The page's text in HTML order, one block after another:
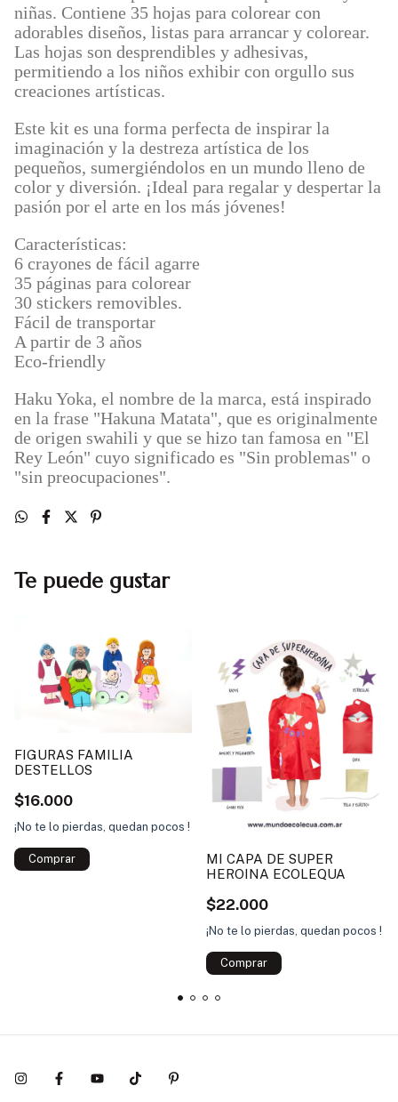
niñas. Contiene 35 hojas para colorear con
adorables diseños, listas para arrancar y colorear.
Las hojas son desprendibles y adhesivas,
permitiendo a los niños exhibir con orgullo sus
creaciones artísticas.
Este kit es una forma perfecta de inspirar la
imaginación y la destreza artística de los
pequeños, sumergiéndolos en un mundo lleno de
color y diversión. ¡Ideal para regalar y despertar la
pasión por el arte en los más jóvenes!
Características:
6 crayones de fácil agarre
35 páginas para colorear
30 stickers removibles.
Fácil de transportar
A partir de 3 años
Eco-friendly
Haku Yoka, el nombre de la marca, está inspirado
en la frase "Hakuna Matata", que es originalmente
de origen swahili y que se hizo tan famosa en "El
Rey León" cuyo significado es "Sin problemas" o
"sin preocupaciones".
Te puede gustar
FIGURAS FAMILIA
DESTELLOS
$16.000
¡No te lo pierdas, quedan pocos !
MI CAPA DE SUPER
HEROINA ECOLEQUA
$22.000
¡No te lo pierdas, quedan pocos !